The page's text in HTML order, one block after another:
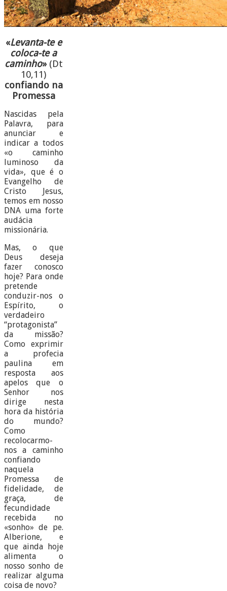
«Levanta-te e
coloca-te a
caminho»(Dt
10,11)
confiando na
Promessa
Nascidas pela
Palavra, para
anunciar e
indicar a todos
«o caminho
luminoso da
vida», que é o
Evangelho de
Cristo Jesus,
temos em nosso
DNA uma forte
audácia
missionária.
Mas, o que
Deus deseja
fazer conosco
hoje? Para onde
pretende
conduzir-nos o
Espírito, o
verdadeiro
“protagonista”
da missão?
Como exprimir
a profecia
paulina em
resposta aos
apelos que o
Senhor nos
dirige nesta
hora da história
do mundo?
Como
recolocarmo-
nos a caminho
confiando
naquela
Promessa de
fidelidade, de
graça, de
fecundidade
recebida no
«sonho» de pe.
Alberione, e
que ainda hoje
alimenta o
nosso sonho de
realizar alguma
coisa de novo?